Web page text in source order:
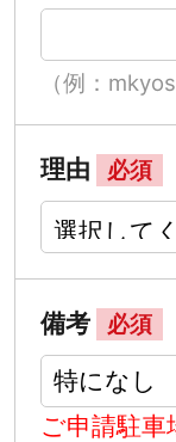
（例：
理由 必須
備考 必須
ご申請駐